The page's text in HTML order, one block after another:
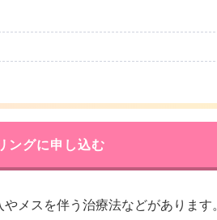
ングに申し込む
メスを伴う治療法などがあります。